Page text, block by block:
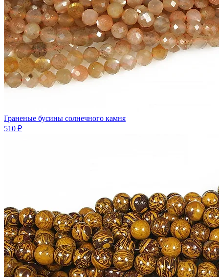
Граненые бусины солнечного камня
510 ₽